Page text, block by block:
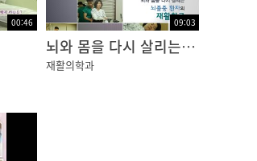
00:46 09:03
뇌와 몸을 다시 살리는 뇌졸중환자의 재활치료
재활의학과